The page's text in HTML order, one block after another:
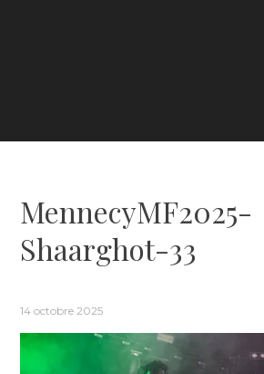
MennecyMF2025-
Shaarghot-33
14 octobre 2025